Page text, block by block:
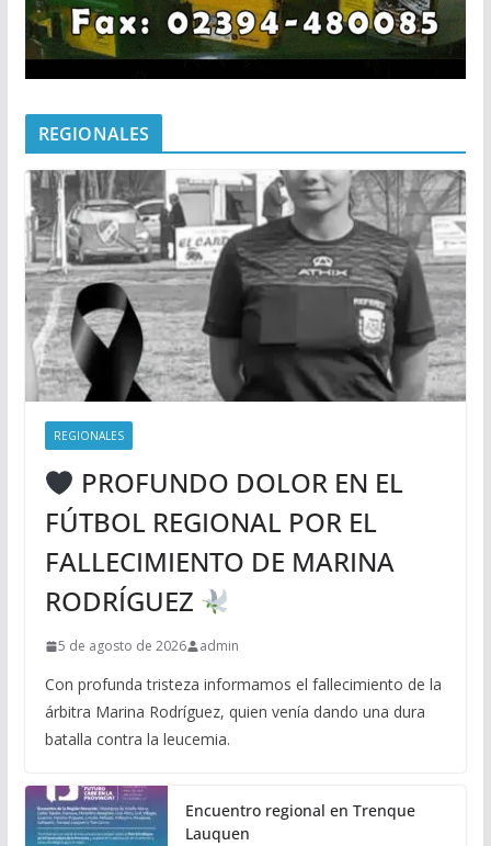
REGIONALES
REGIONALES
PROFUNDO DOLOR EN EL
FÚTBOL REGIONAL POR EL
FALLECIMIENTO DE MARINA
RODRÍGUEZ
5 de agosto de 2026 admin
Con profunda tristeza informamos el fallecimiento de la
árbitra Marina Rodríguez, quien venía dando una dura
batalla contra la leucemia.
Encuentro regional en Trenque
Lauquen